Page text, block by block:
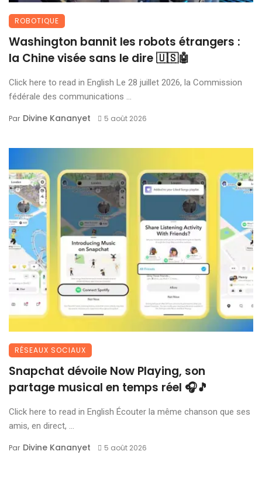
ROBOTIQUE
Washington bannit les robots étrangers :
la Chine visée sans le dire 🇺🇸🤖
Click here to read in English Le 28 juillet 2026, la Commission
fédérale des communications ...
Par Divine Kananyet 5 août 2026
RÉSEAUX SOCIAUX
Snapchat dévoile Now Playing, son
partage musical en temps réel 🎧🎵
Click here to read in English Écouter la même chanson que ses
amis, en direct, ...
Par Divine Kananyet 5 août 2026